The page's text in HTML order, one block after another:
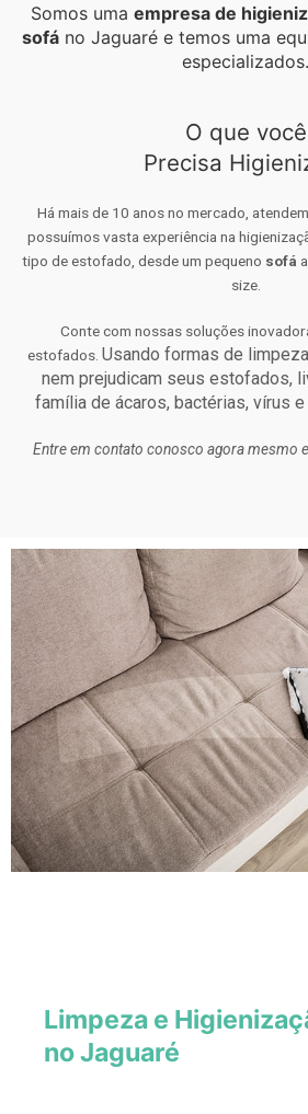
Somos uma empresa de
sofá no Jaguaré e temos uma
especializados.
O que você
Precisa
Há mais de 10 anos no mercado,
possuímos vasta experiência na
tipo de estofado, desde um pequeno sofá
size.
Conte com nossas soluções
estofados. Usando formas de
nem prejudicam seus estofados,
família de ácaros, bactérias, vírus
Entre em contato conosco agora mesmo
Limpeza e
no Jaguaré